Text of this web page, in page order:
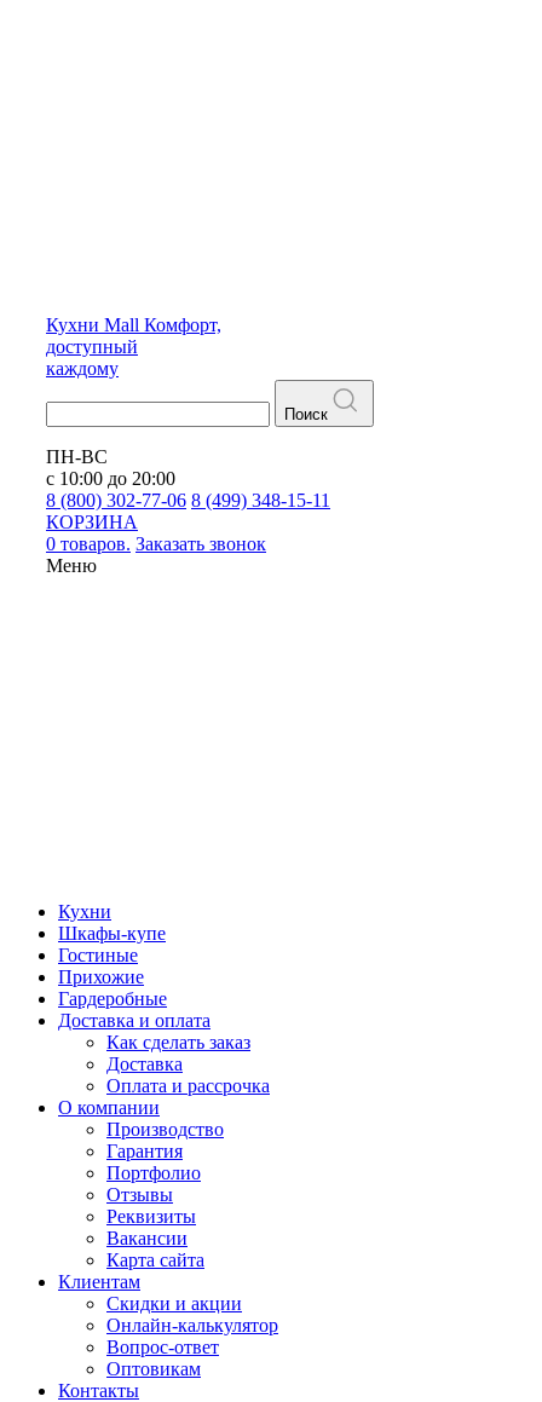
Кухни Mall Комфорт,
доступный
каждому
Поиск
ПН-ВС
с 10:00 до 20:00
8 (800) 302-77-06 8 (499) 348-15-11
КОРЗИНА
0 товаров. Заказать звонок
Меню
Кухни
Шкафы-купе
Гостиные
Прихожие
Гардеробные
Доставка и оплата
Как сделать заказ
Доставка
Оплата и рассрочка
О компании
Производство
Гарантия
Портфолио
Отзывы
Реквизиты
Вакансии
Карта сайта
Клиентам
Скидки и акции
Онлайн-калькулятор
Вопрос-ответ
Оптовикам
Контакты